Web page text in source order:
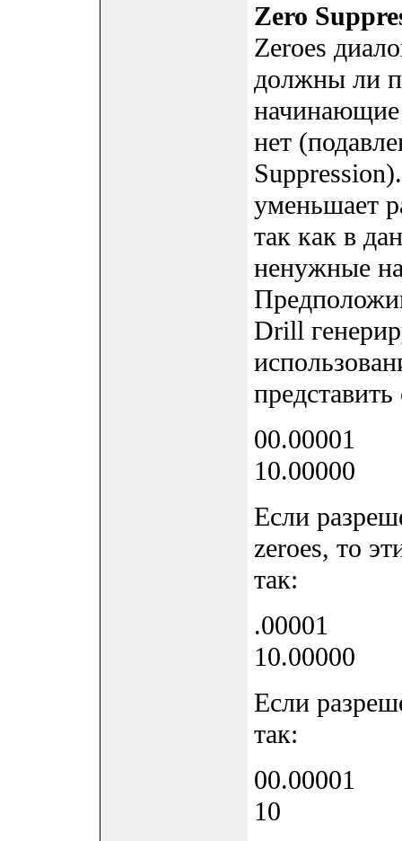
Zero
Zeroes
должны ли
нет
уменьшает
так как в
ненужные
Drill
00.00001
10.00000
Если
zeroes, то
так:
.00001
10.00000
Если
так:
00.00001
10